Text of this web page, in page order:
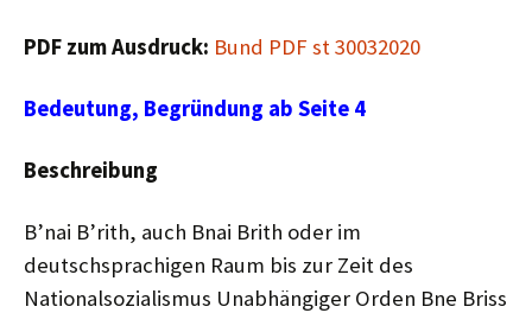
PDF zum Ausdruck: Bund PDF st 30032020
Bedeutung, Begründung ab Seite 4
Beschreibung
B’nai B’rith, auch Bnai Brith oder im
deutschsprachigen Raum bis zur Zeit des
Nationalsozialismus Unabhängiger Orden Bne Briss